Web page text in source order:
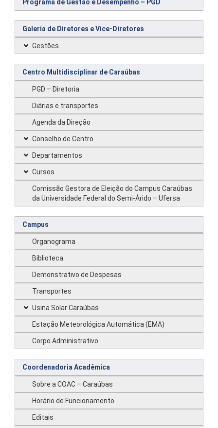
Programa de Gestão e Desempenho – PGD
Galeria de Diretores e Vice-Diretores
Gestões
Centro Multidisciplinar de Caraúbas
PGD – Diretoria
Diárias e transportes
Agenda da Direção
Conselho de Centro
Departamentos
Cursos
Comissão Gestora de Eleição do Campus Caraúbas
da Universidade Federal do Semi-Árido – Ufersa
Campus
Organograma
Biblioteca
Demonstrativo de Despesas
Transportes
Usina Solar Caraúbas
Estação Meteorológica Automática (EMA)
Corpo Administrativo
Coordenadoria Acadêmica
Sobre a COAC – Caraúbas
Horário de Funcionamento
Editais